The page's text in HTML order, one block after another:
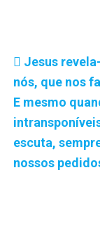
Jesus
nós, que nos
E mesmo
escuta,
nossos